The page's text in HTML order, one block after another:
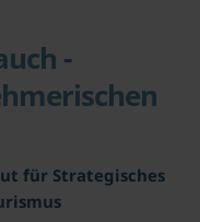
-
für Strategisches